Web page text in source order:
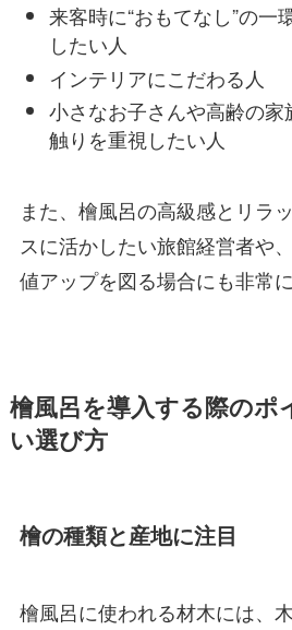
来客時に“おもてなし”の一
したい人
インテリアにこだわる人
小さなお子さんや高齢の
触りを重視したい人
また、檜風呂の高級感とリラ
スに活かしたい旅館経営者や
値アップを図る場合にも非常に
檜風呂を導入する際のポ
い選び方
檜の種類と産地に注目
檜風呂に使われる材木には、